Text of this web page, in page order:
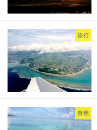
旅行
自然